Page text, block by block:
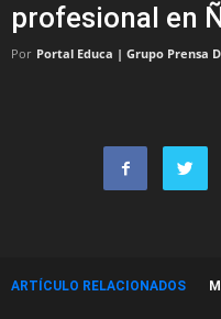
profesional en
Por Portal Educa | Grupo Prensa
ARTÍCULO RELACIONADOS